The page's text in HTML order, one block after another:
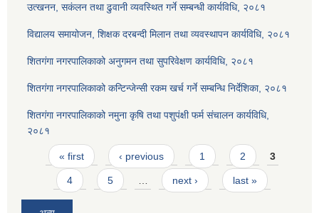
उत्खनन, सकंलन तथा ढुवानी व्यवस्थित गर्ने सम्बन्धी कार्यविधि, २०८१
विद्यालय समायोजन, शिक्षक दरबन्दी मिलान तथा व्यवस्थापन कार्यविधि, २०८१
शितगंगा नगरपालिकाको अनुगमन तथा सुपरिवेक्षण कार्यविधि, २०८१
शितगंगा नगरपालिकाको कन्टिन्जेन्सी रकम खर्च गर्ने सम्बन्धि निर्देशिका, २०८१
शितगंगा नगरपालिकाको नमुना कृषि तथा पशुपंक्षी फर्म संचालन कार्यविधि,
२०८१
Pages
« first ‹ previous 1 2 3
4 5 next › last »